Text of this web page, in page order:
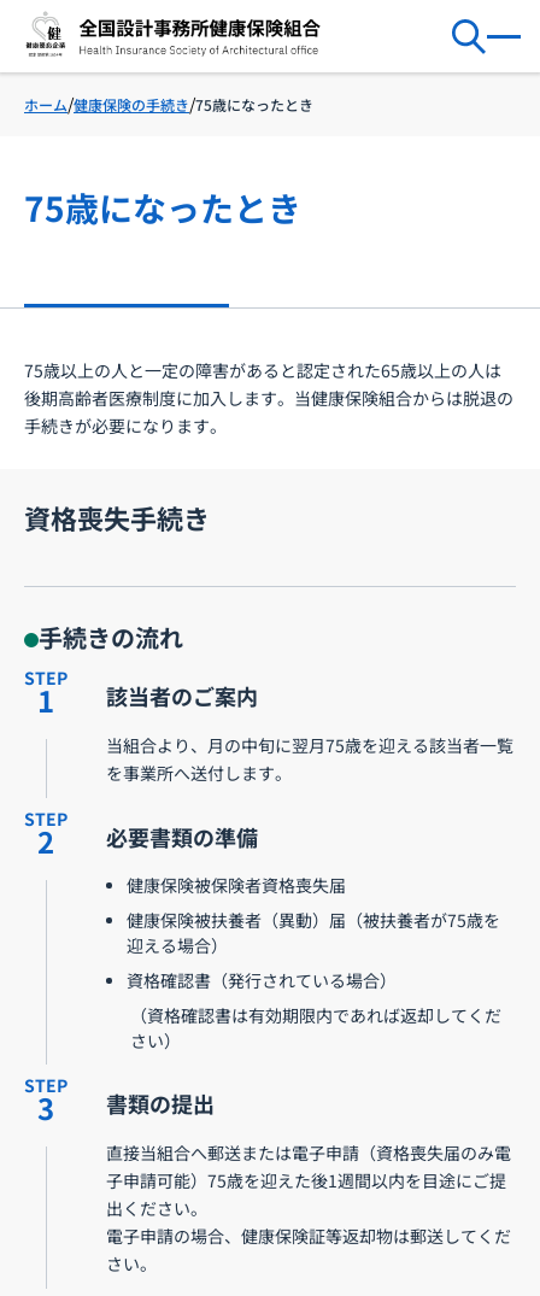
ホーム 健康保険の手続き 75歳になったとき
75歳になったとき
75歳以上の人と一定の障害があると認定された65歳以上の人は
後期高齢者医療制度に加入します。当健康保険組合からは脱退の
手続きが必要になります。
資格喪失手続き
手続きの流れ
STEP
1 該当者のご案内
当組合より、月の中旬に翌月75歳を迎える該当者一覧
を事業所へ送付します。
STEP
2 必要書類の準備
健康保険被保険者資格喪失届
健康保険被扶養者（異動）届（被扶養者が75歳を
迎える場合）
資格確認書（発行されている場合）
（資格確認書は有効期限内であれば返却してくだ
さい）
STEP
3 書類の提出
直接当組合へ郵送または電子申請（資格喪失届のみ電
子申請可能）75歳を迎えた後1週間以内を目途にご提
出ください。
電子申請の場合、健康保険証等返却物は郵送してくだ
さい。